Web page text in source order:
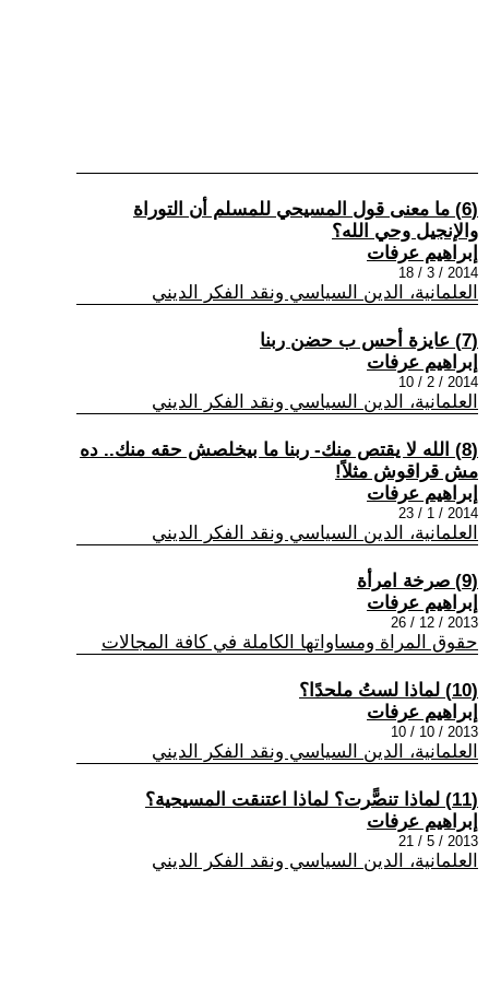
(6) ما معنى قول المسيحي للمسلم أن التوراة
والإنجيل وحي الله؟
إبراهيم عرفات
2014 / 3 / 18
العلمانية، الدين السياسي ونقد الفكر الديني
(7) عايزة أحس ب حضن ربنا
إبراهيم عرفات
2014 / 2 / 10
العلمانية، الدين السياسي ونقد الفكر الديني
(8) الله لا يقتص منك- ربنا ما بيخلصش حقه منك.. ده
مش قراقوش مثلاً!
إبراهيم عرفات
2014 / 1 / 23
العلمانية، الدين السياسي ونقد الفكر الديني
(9) صرخة امرأة
إبراهيم عرفات
2013 / 12 / 26
حقوق المراة ومساواتها الكاملة في كافة المجالات
(10) لماذا لستُ ملحدًا؟
إبراهيم عرفات
2013 / 10 / 10
العلمانية، الدين السياسي ونقد الفكر الديني
(11) لماذا تنصًّرت؟ لماذا اعتنقت المسيحية؟
إبراهيم عرفات
2013 / 5 / 21
العلمانية، الدين السياسي ونقد الفكر الديني